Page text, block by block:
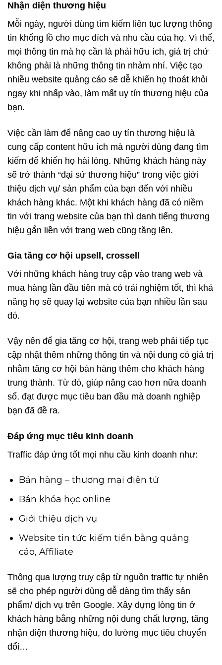
Nhận diện thương hiệu
Mỗi ngày, người dùng tìm kiếm liên tục lượng thông
tin khổng lồ cho mục đích và nhu cầu của họ. Vì thế,
mọi thông tin mà họ cần là phải hữu ích, giá trị chứ
không phải là những thông tin nhảm nhí. Việc tạo
nhiều website quảng cáo sẽ dễ khiến họ thoát khỏi
ngay khi nhấp vào, làm mất uy tín thương hiệu của
bạn.
Việc cần làm để nâng cao uy tín thương hiệu là
cung cấp content hữu ích mà người dùng đang tìm
kiếm để khiến họ hài lòng. Những khách hàng này
sẽ trở thành “đại sứ thương hiệu” trong việc giới
thiệu dịch vụ/ sản phẩm của bạn đến với nhiều
khách hàng khác. Một khi khách hàng đã có niềm
tin với trang website của bạn thì danh tiếng thương
hiệu gắn liền với trang web cũng tăng lên.
Gia tăng cơ hội upsell, crossell
Với những khách hàng truy cập vào trang web và
mua hàng lần đầu tiên mà có trải nghiệm tốt, thì khả
năng họ sẽ quay lại website của bạn nhiều lần sau
đó.
Vậy nên để gia tăng cơ hội, trang web phải tiếp tục
cập nhật thêm những thông tin và nội dung có giá trị
nhằm tăng cơ hội bán hàng thêm cho khách hàng
trung thành. Từ đó, giúp nâng cao hơn nữa doanh
số, đạt được mục tiêu ban đầu mà doanh nghiệp
bạn đã đề ra.
Đáp ứng mục tiêu kinh doanh
Traffic đáp ứng tốt mọi nhu cầu kinh doanh như:
Bán hàng – thương mại điện tử
Bán khóa học online
Giới thiệu dịch vụ
Website tin tức kiếm tiền bằng quảng
cáo, Affiliate
Thông qua lượng truy cập từ nguồn traffic tự nhiên
sẽ cho phép người dùng dễ dàng tìm thấy sản
phẩm/ dịch vụ trên Google. Xây dựng lòng tin ở
khách hàng bằng những nội dung chất lượng, tăng
nhận diện thương hiệu, đo lường mục tiêu chuyển
đổi…